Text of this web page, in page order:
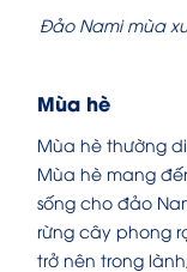
Đảo Nami mùa
Mùa hè
Mùa hè thường
Mùa hè mang
sống cho đảo
rừng cây phong
trở nên trong